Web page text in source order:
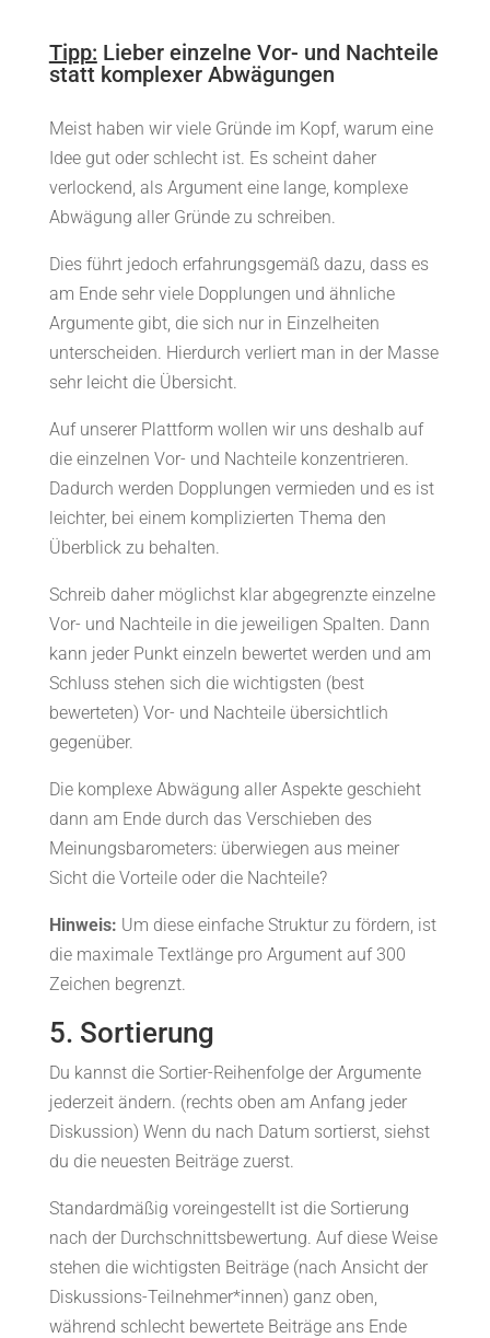
Tipp: Lieber einzelne Vor- und Nachteile
statt komplexer Abwägungen
Meist haben wir viele Gründe im Kopf, warum eine
Idee gut oder schlecht ist. Es scheint daher
verlockend, als Argument eine lange, komplexe
Abwägung aller Gründe zu schreiben.
Dies führt jedoch erfahrungsgemäß dazu, dass es
am Ende sehr viele Dopplungen und ähnliche
Argumente gibt, die sich nur in Einzelheiten
unterscheiden. Hierdurch verliert man in der Masse
sehr leicht die Übersicht.
Auf unserer Plattform wollen wir uns deshalb auf
die einzelnen Vor- und Nachteile konzentrieren.
Dadurch werden Dopplungen vermieden und es ist
leichter, bei einem komplizierten Thema den
Überblick zu behalten.
Schreib daher möglichst klar abgegrenzte einzelne
Vor- und Nachteile in die jeweiligen Spalten. Dann
kann jeder Punkt einzeln bewertet werden und am
Schluss stehen sich die wichtigsten (best
bewerteten) Vor- und Nachteile übersichtlich
gegenüber.
Die komplexe Abwägung aller Aspekte geschieht
dann am Ende durch das Verschieben des
Meinungsbarometers: überwiegen aus meiner
Sicht die Vorteile oder die Nachteile?
Hinweis: Um diese einfache Struktur zu fördern, ist
die maximale Textlänge pro Argument auf 300
Zeichen begrenzt.
5. Sortierung
Du kannst die Sortier-Reihenfolge der Argumente
jederzeit ändern. (rechts oben am Anfang jeder
Diskussion) Wenn du nach Datum sortierst, siehst
du die neuesten Beiträge zuerst.
Standardmäßig voreingestellt ist die Sortierung
nach der Durchschnittsbewertung. Auf diese Weise
stehen die wichtigsten Beiträge (nach Ansicht der
Diskussions-Teilnehmer*innen) ganz oben,
während schlecht bewertete Beiträge ans Ende